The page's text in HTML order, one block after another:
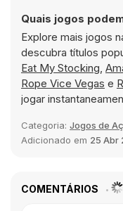
Quais jogos
Explore mais jogos
descubra títulos
Eat My Stocking,
Rope Vice Vegas e
jogar
Categoria: Jogos de
Adicionado em 25 Abr
COMENTÁRIOS